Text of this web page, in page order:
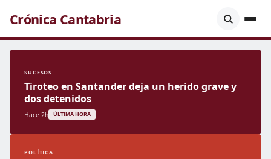
Crónica Cantabria
SUCESOS
Tiroteo en Santander deja un herido grave y
dos detenidos
Hace 2h ÚLTIMA HORA
POLÍTICA